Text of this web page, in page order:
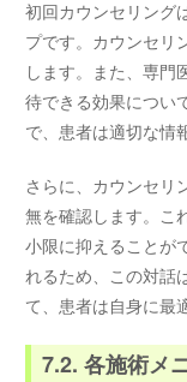
初回カウンセリング
プです。カウンセリ
します。また、専門
待できる効果につい
で、患者は適切な情
さらに、カウンセリ
無を確認します。こ
小限に抑えることが
れるため、この対話
て、患者は自身に最
7.2. 各施術メ